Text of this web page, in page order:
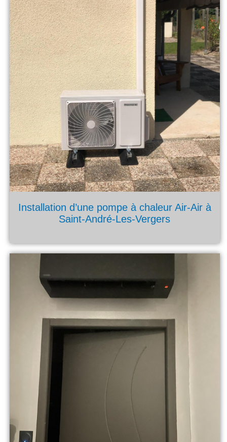
Installation d’une pompe à chaleur Air-Air à
Saint-André-Les-Vergers